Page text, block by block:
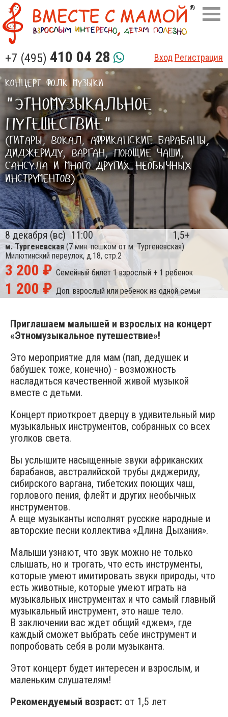
+7 (495) 410 04 28 Вход Регистрация
КОНЦЕРТ ФОЛК МУЗЫКИ
"ЭТНОМУЗЫКАЛЬНОЕ
ПУТЕШЕСТВИЕ"
(ГИТАРЫ, ВОКАЛ, АФРИКАНСКИЕ БАРАБАНЫ,
ДИДЖЕРИДУ, ВАРГАН, ПОЮЩИЕ ЧАШИ,
САНСУЛА И МНОГО ДРУГИХ НЕОБЫЧНЫХ
ИНСТРУМЕНТОВ)
8 декабря (вс) 11:00 1,5+
м. Тургеневская (7 мин. пешком от м. Тургеневская)
Милютинский переулок, д.18, стр.2
3 200 ₽ Семейный билет 1 взрослый + 1 ребенок
1 200 ₽ Доп. взрослый или ребенок из одной семьи
Приглашаем малышей и взрослых на концерт
«Этномузыкальное путешествие»!
Это мероприятие для мам (пап, дедушек и
бабушек тоже, конечно) - возможность
насладиться качественной живой музыкой
вместе с детьми.
Концерт приоткроет дверцу в удивительный мир
музыкальных инструментов, собранных со всех
уголков света.
Вы услышите насыщенные звуки африканских
барабанов, австралийской трубы диджериду,
сибирского варгана, тибетских поющих чаш,
горлового пения, флейт и других необычных
инструментов.
А еще музыканты исполнят русские народные и
авторские песни коллектива «Длина Дыхания».
Малыши узнают, что звук можно не только
слышать, но и трогать, что есть инструменты,
которые умеют имитировать звуки природы, что
есть животные, которые умеют играть на
музыкальных инструментах и что самый главный
музыкальный инструмент, это наше тело.
В заключении вас ждет общий «джем», где
каждый сможет выбрать себе инструмент и
попробовать себя в роли музыканта.
Этот концерт будет интересен и взрослым, и
маленьким слушателям!
Рекомендуемый возраст: от 1,5 лет